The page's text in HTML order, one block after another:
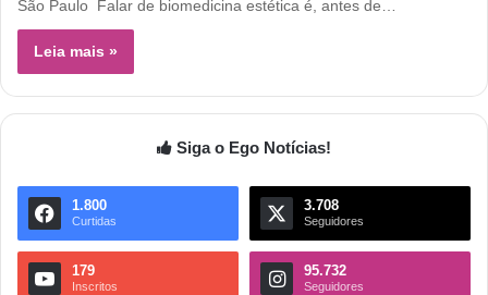
São Paulo Falar de biomedicina estética é, antes de…
Leia mais »
Siga o Ego Notícias!
1.800
Curtidas
3.708
Seguidores
179
Inscritos
95.732
Seguidores